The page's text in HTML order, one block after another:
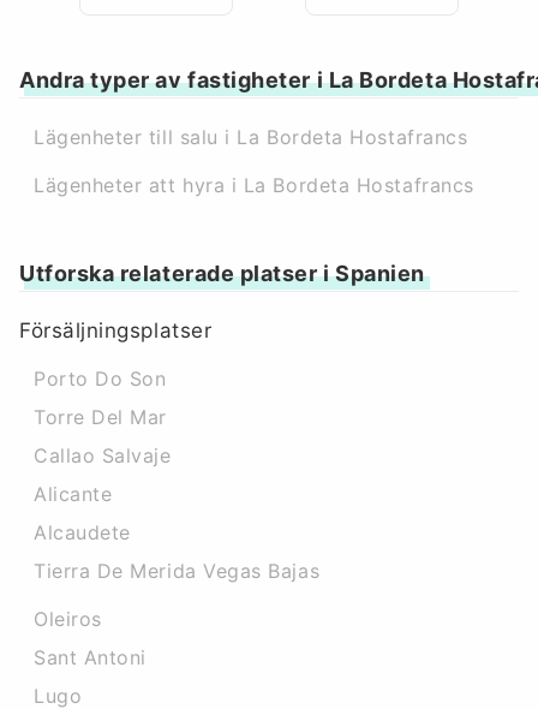
Andra typer av fastigheter i La Bordeta
Lägenheter till salu i La Bordeta Hostafrancs
Lägenheter att hyra i La Bordeta Hostafrancs
Utforska relaterade platser i Spanien
Försäljningsplatser
Porto Do Son
Torre Del Mar
Callao Salvaje
Alicante
Alcaudete
Tierra De Merida Vegas Bajas
Oleiros
Sant Antoni
Lugo